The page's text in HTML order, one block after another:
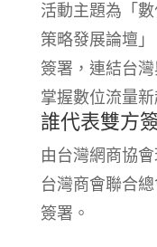
活動主題為「
策略發展論壇
簽署，連結台
掌握數位流量新
誰代表雙方
由台灣網商協
台灣商會聯合
簽署。